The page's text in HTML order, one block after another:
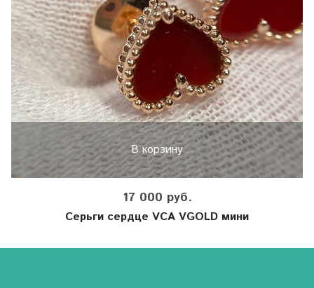
В корзину
17 000 руб.
Серьги сердце VCA VGOLD мини